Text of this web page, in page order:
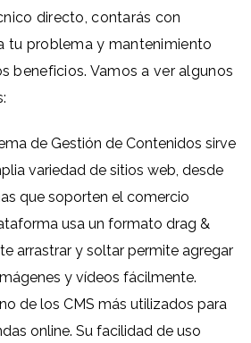
directo, contarás con
tu problema y mantenimiento
beneficios. Vamos a ver algunos
de Gestión de Contenidos sirve
variedad de sitios web, desde
que soporten el comercio
usa un formato drag &
arrastrar y soltar permite agregar
y vídeos fácilmente.
de los CMS más utilizados para
online. Su facilidad de uso